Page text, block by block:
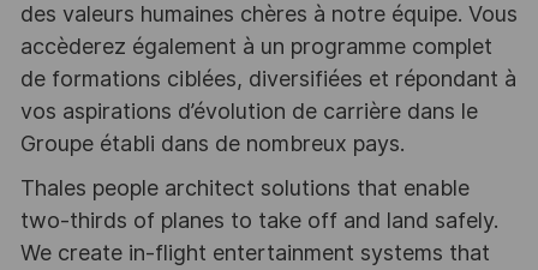
des valeurs humaines chères à notre équipe. Vous
accèderez également à un programme complet
de formations ciblées, diversifiées et répondant à
vos aspirations d’évolution de carrière dans le
Groupe établi dans de nombreux pays.
Thales people architect solutions that enable
two-thirds of planes to take off and land safely.
We create in-flight entertainment systems that